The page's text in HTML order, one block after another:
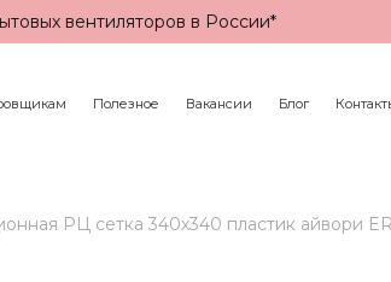
вентиляторов в России*
Полезное Вакансии Блог
РЦ сетка 340х340 пластик айвори